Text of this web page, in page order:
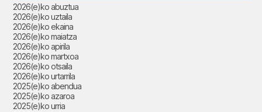
2026(e)ko abuztua
2026(e)ko uztaila
2026(e)ko ekaina
2026(e)ko maiatza
2026(e)ko apirila
2026(e)ko martxoa
2026(e)ko otsaila
2026(e)ko urtarrila
2025(e)ko abendua
2025(e)ko azaroa
2025(e)ko urria